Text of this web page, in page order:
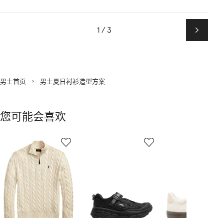
1 / 3
下
一
男士首页 男士夏日衬衫造型方案
您可能会喜欢